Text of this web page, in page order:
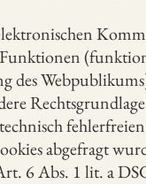
des
abgefragt
6 Abs. 1 lit. a